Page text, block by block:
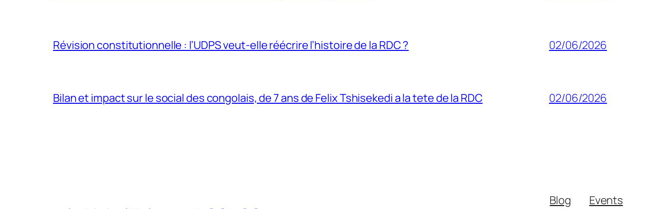
Révision constitutionnelle : l’UDPS veut-elle réécrire l’histoire de la RDC ? 02/06/2026
Bilan et impact sur le social des congolais, de 7 ans de Felix Tshisekedi a la tete de la RDC 02/06/2026
Blog
Events